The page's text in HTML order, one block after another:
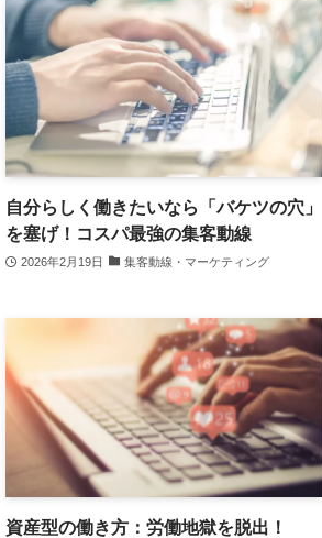
自分らしく働きたいなら「バケツの穴」
を塞げ！コスパ最強の集客動線
2026年2月19日 集客動線・マーケティング
資産型の働き方：労働地獄を脱出！